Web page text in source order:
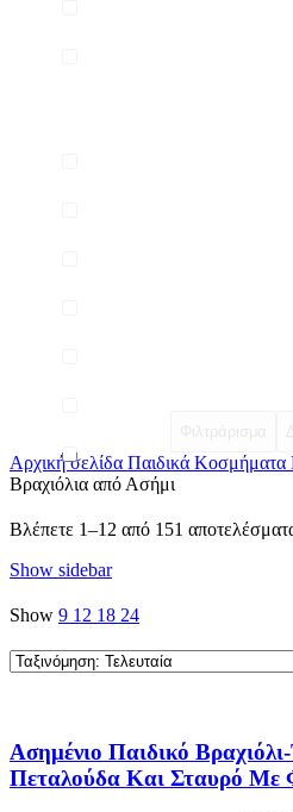
Αρχική σελίδα Παιδικά Κοσμήματα
Βραχιόλια από Ασήμι
Βλέπετε 1–12 από 151
Show sidebar
Show 9 12 18 24
Ασημένιο Παιδικό
Πεταλούδα Και Σταυρό Με